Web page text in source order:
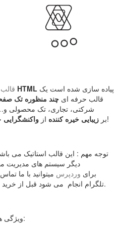
استاتیک یا HTML
قالب حرفه ای چند منظوره تک
شرکتی، تجاری، تک محصولی
بر زیبایی خیره کننده از واکنشگرایی خوب بهره می برد و چند منظوره است!
توجه مهم : این قالب استاتیک می
دیگر سیستم های مدیریت
برای وردپرس میتوانید با ما
تلگرام انجام می شود قبل از خرید سوالات از بخش دیدگاهها مطرح نمایید.
ویژگی های قالب اماده سایت شرکتی سیلیتی: